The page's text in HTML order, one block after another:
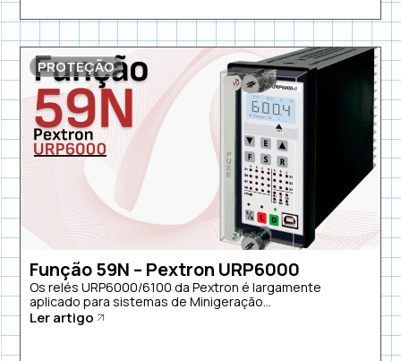
PROTEÇÃO
Função 59N – Pextron URP6000
Os relés URP6000/6100 da Pextron é largamente
aplicado para sistemas de Minigeração...
Ler artigo